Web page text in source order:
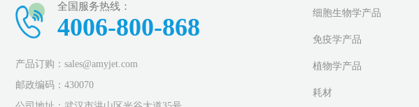
全国服务热线：
4006-800-868
产品订购：sales@amyjet.com
邮政编码：430070
细胞生物学产品
免疫学产品
植物学产品
耗材